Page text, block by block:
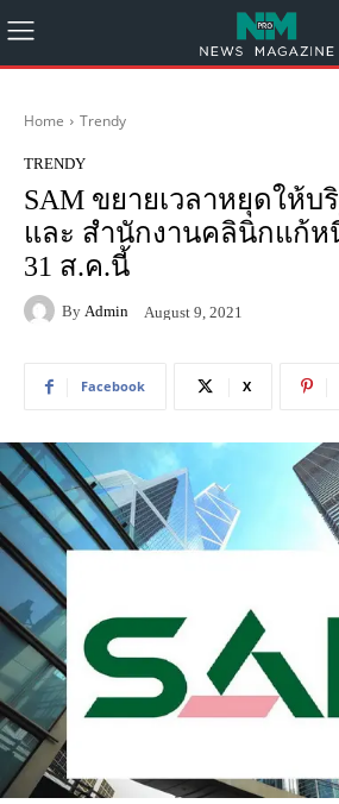
Home Trendy
TRENDY
SAM ขยายเวลาหยุดให้
และ สำนักงานคลินิกแก้ห
31 ส.ค.นี้
By Admin August 9, 2021
Facebook X